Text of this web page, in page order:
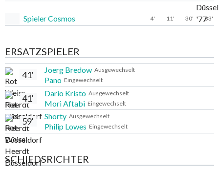
Spieler Cosmos 4' 11' 30' 33'
ERSATZSPIELER
Ausgewechselt
Joerg Bredow
Eingewechselt
Pano
41'
Ausgewechselt
Dario Kristo
Eingewechselt
Mori Aftabi
41'
Ausgewechselt
Shorty
Eingewechselt
Philip Lowes
59'
SCHIEDSRICHTER